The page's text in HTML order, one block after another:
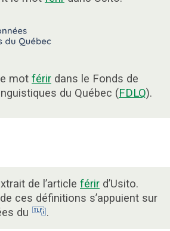
mot férir dans le Fonds de
du Québec (FDLQ).
de l’article férir d’Usito.
ces définitions s’appuient sur
du
.